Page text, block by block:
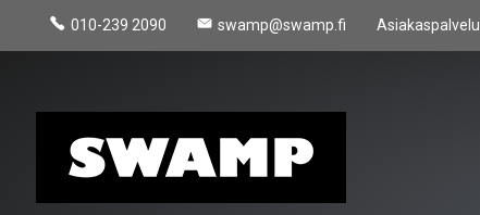
010-239 2090 swamp@swamp.fi